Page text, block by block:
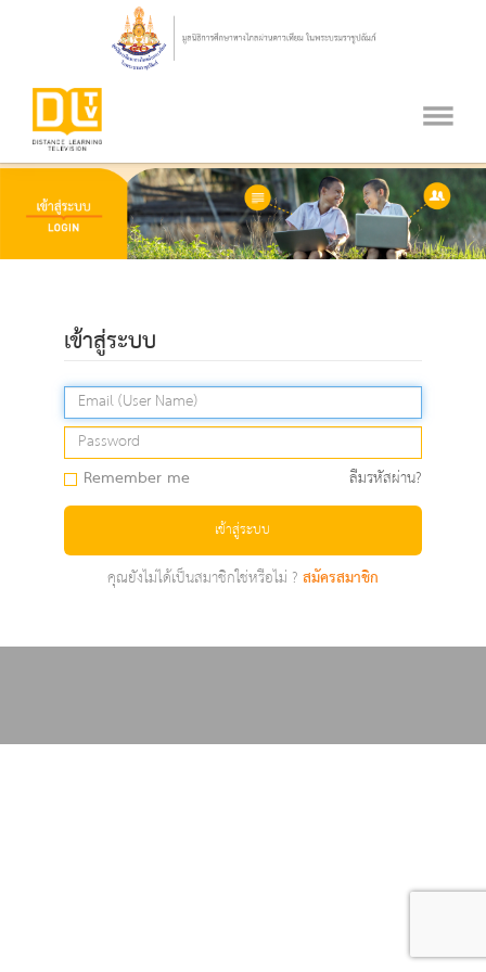
เข้าสู่ระบบ
Remember me ลืมรหัสผ่าน?
เข้าสู่ระบบ
คุณยังไม่ได้เป็นสมาชิกใช่หรือไม่ ?สมัครสมาชิก